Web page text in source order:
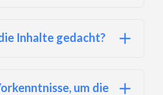
Inhalte gedacht?
um die